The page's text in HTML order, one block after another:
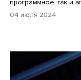
программное, так и
04 июля 2024